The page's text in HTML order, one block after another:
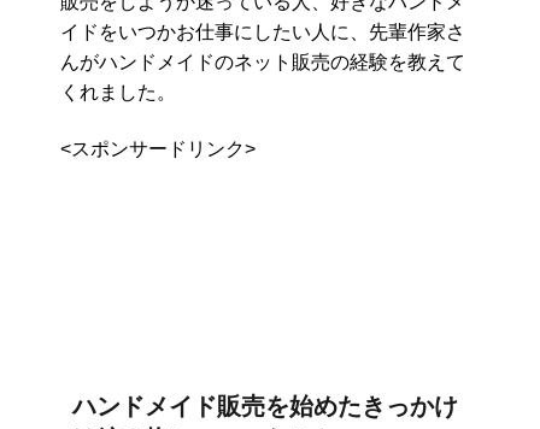
イドをいつかお仕事にしたい人に、先輩作家さ
んがハンドメイドのネット販売の経験を教えて
くれました。
<スポンサードリンク>
ハンドメイド販売を始めたきっかけ